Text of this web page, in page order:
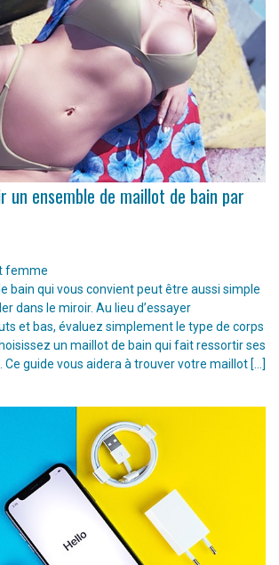
un ensemble de maillot de bain par
femme
bain qui vous convient peut être aussi simple
dans le miroir. Au lieu d’essayer
et bas, évaluez simplement le type de corps
un maillot de bain qui fait ressortir ses
Ce guide vous aidera à trouver votre maillot […]